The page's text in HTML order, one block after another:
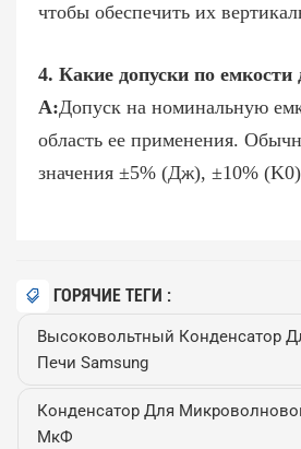
чтобы обеспечить их
4. Какие допуски по емкости
A:Допуск на номинальную
область ее применения.
значения ±5% (Дж), ±10%
ГОРЯЧИЕ ТЕГИ :
Высоковольтный Конденсатор
Печи Samsung
Конденсатор Для
МкФ